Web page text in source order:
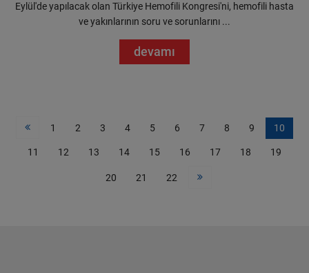
Eylül'de yapılacak olan Türkiye Hemofili Kongresi'ni, hemofili hasta
ve yakınlarının soru ve sorunlarını ...
devamı
1 2 3 4 5 6 7 8 9 10
11 12 13 14 15 16 17 18 19
20 21 22